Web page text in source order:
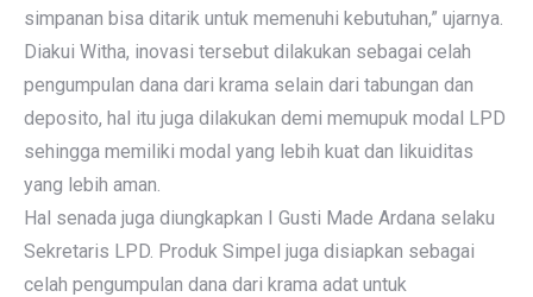
simpanan bisa ditarik untuk memenuhi kebutuhan,” ujarnya.
Diakui Witha, inovasi tersebut dilakukan sebagai celah
pengumpulan dana dari krama selain dari tabungan dan
deposito, hal itu juga dilakukan demi memupuk modal LPD
sehingga memiliki modal yang lebih kuat dan likuiditas
yang lebih aman.
Hal senada juga diungkapkan I Gusti Made Ardana selaku
Sekretaris LPD. Produk Simpel juga disiapkan sebagai
celah pengumpulan dana dari krama adat untuk